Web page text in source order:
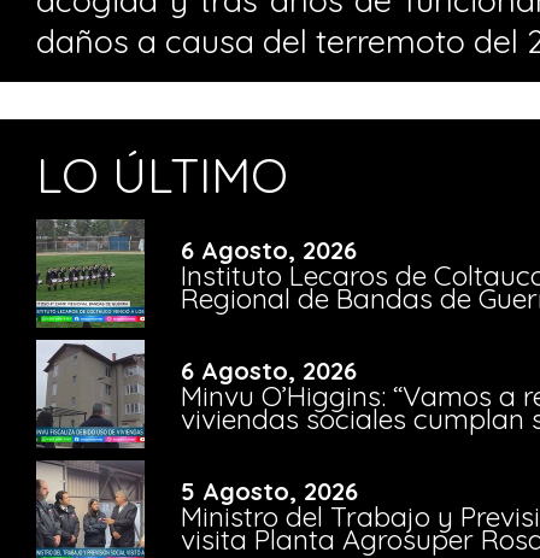
daños a causa del terremoto del
LO ÚLTIMO
6 Agosto, 2026
Instituto Lecaros de
Regional de Bandas de
6 Agosto, 2026
Minvu O’Higgins: “Vamos a
viviendas sociales cumplan
5 Agosto, 2026
Ministro del Trabajo y
visita Planta Agrosuper